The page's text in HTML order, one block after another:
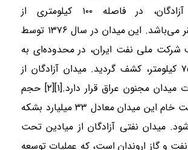
منطقه دشت آزادگان، در فاصله ۱۰۰ کیلومتری از
غرب اهواز مستقر می‌باشد. این میدان در سال ۱۳۷۶ توسط
شرکت ملی نفت ایران، در محدوده‌ای به
وسعت ۲۰ در ۷۵ کیلومتر، کشف گردید. میدان آزادگان از
شمال در مجاورت میدان مجنون عراق قرار دارد.[۱][۲] حجم
ذخیره درجای نفت خام این میدان معادل ۳۳ میلیارد بشکه
میدان نفتی آزادگان از میادین تحت
و گاز اروندان است، که عملیات توسعه